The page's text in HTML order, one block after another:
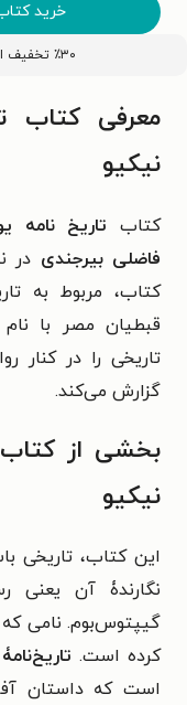
خرید
٪۳۰ تخفیف اولین خرید کتاب با کد
معرفی کتاب
نیکیو
کتابتاریخ نامه
فاضلی بیرجندی در
کتاب، مربوط به
قبطیان مصر با
تاریخی را در کنار
گزارش می‌کند.
بخشی از کتاب
نیکیو
این کتاب، تاریخی
نگارندۀ آن یعنی
گیپتوس‌بوم. نامی
کرده است.
است که داستان